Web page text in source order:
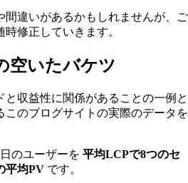
間違いがあるかもしれませんが、ご
修正していきます。
空いたバケツ
収益性に関係があることの一例と
このブログサイトの実際のデータを
のユーザーを 平均LCPで8つのセ
平均PV です。